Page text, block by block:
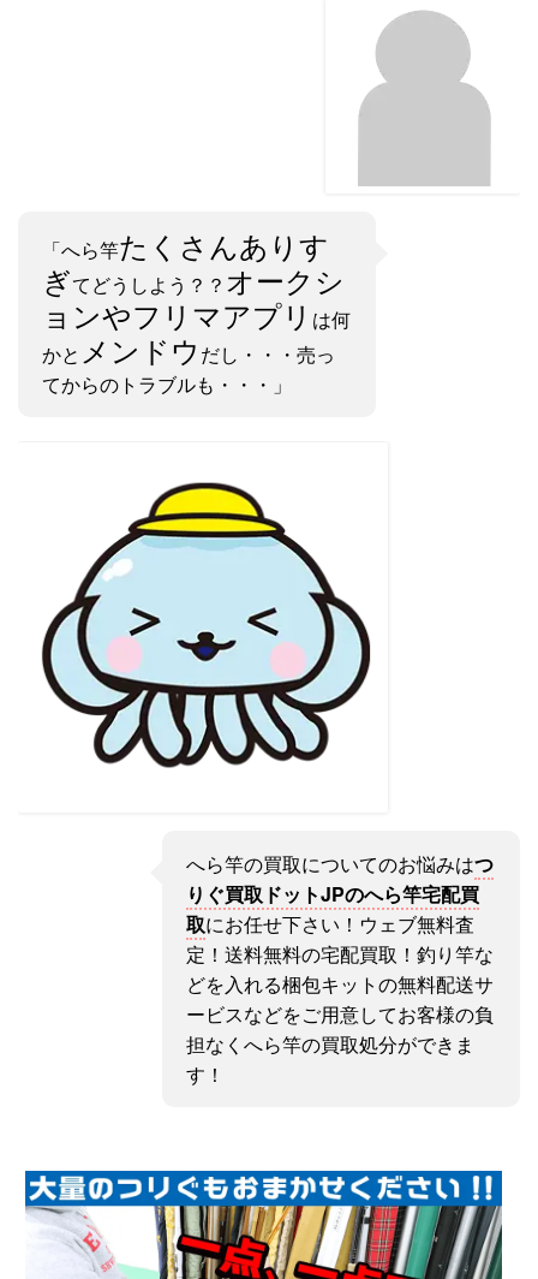
「へら竿たくさんありす
ぎてどうしよう？？ オークシ
ョンやフリマアプリ は何
かと メンドウ だし・・・売っ
てからのトラブルも・・・」
へら竿の買取についてのお悩みはつ
りぐ買取ドットJPのへら竿宅配買
取にお任せ下さい！ウェブ無料査
定！送料無料の宅配買取！釣り竿な
どを入れる梱包キットの無料配送サ
ービスなどをご用意してお客様の負
担なくへら竿の買取処分ができま
す！